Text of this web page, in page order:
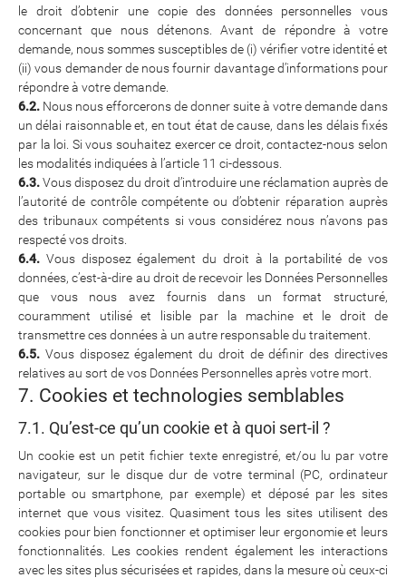
le droit d’obtenir une copie des données personnelles vous
concernant que nous détenons. Avant de répondre à votre
demande, nous sommes susceptibles de (i) vérifier votre identité et
(ii) vous demander de nous fournir davantage d’informations pour
répondre à votre demande.
6.2. Nous nous efforcerons de donner suite à votre demande dans
un délai raisonnable et, en tout état de cause, dans les délais fixés
par la loi. Si vous souhaitez exercer ce droit, contactez-nous selon
les modalités indiquées à l’article 11 ci-dessous.
6.3.Vous disposez du droit d’introduire une réclamation auprès de
l’autorité de contrôle compétente ou d’obtenir réparation auprès
des tribunaux compétents si vous considérez nous n’avons pas
respecté vos droits.
6.4. Vous disposez également du droit à la portabilité de vos
données, c’est-à-dire au droit de recevoir les Données Personnelles
que vous nous avez fournis dans un format structuré,
couramment utilisé et lisible par la machine et le droit de
transmettre ces données à un autre responsable du traitement.
6.5. Vous disposez également du droit de définir des directives
relatives au sort de vos Données Personnelles après votre mort.
7. Cookies et technologies semblables
7.1. Qu’est-ce qu’un cookie et à quoi sert-il ?
Un cookie est un petit fichier texte enregistré, et/ou lu par votre
navigateur, sur le disque dur de votre terminal (PC, ordinateur
portable ou smartphone, par exemple) et déposé par les sites
internet que vous visitez. Quasiment tous les sites utilisent des
cookies pour bien fonctionner et optimiser leur ergonomie et leurs
fonctionnalités. Les cookies rendent également les interactions
avec les sites plus sécurisées et rapides, dans la mesure où ceux-ci